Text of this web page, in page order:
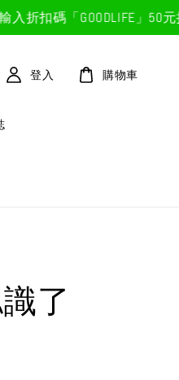
扣碼「GOODLIFE」50元折抵
登入 購物車
了